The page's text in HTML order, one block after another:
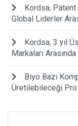
Kordsa, Patent
Global Liderler
Kordsa, 3 yıl
Markaları Arasında
Biyo Bazı
Üretilebileceği